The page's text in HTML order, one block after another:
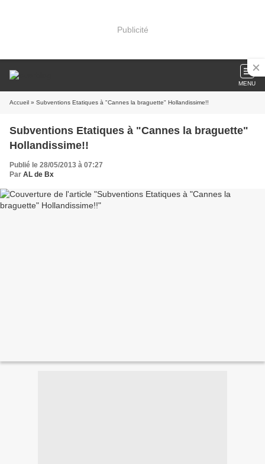
Publicité
MENU
Accueil » Subventions Etatiques à "Cannes la braguette" Hollandissime!!
Subventions Etatiques à "Cannes la braguette"
Hollandissime!!
Publié le 28/05/2013 à 07:27
Par AL de Bx